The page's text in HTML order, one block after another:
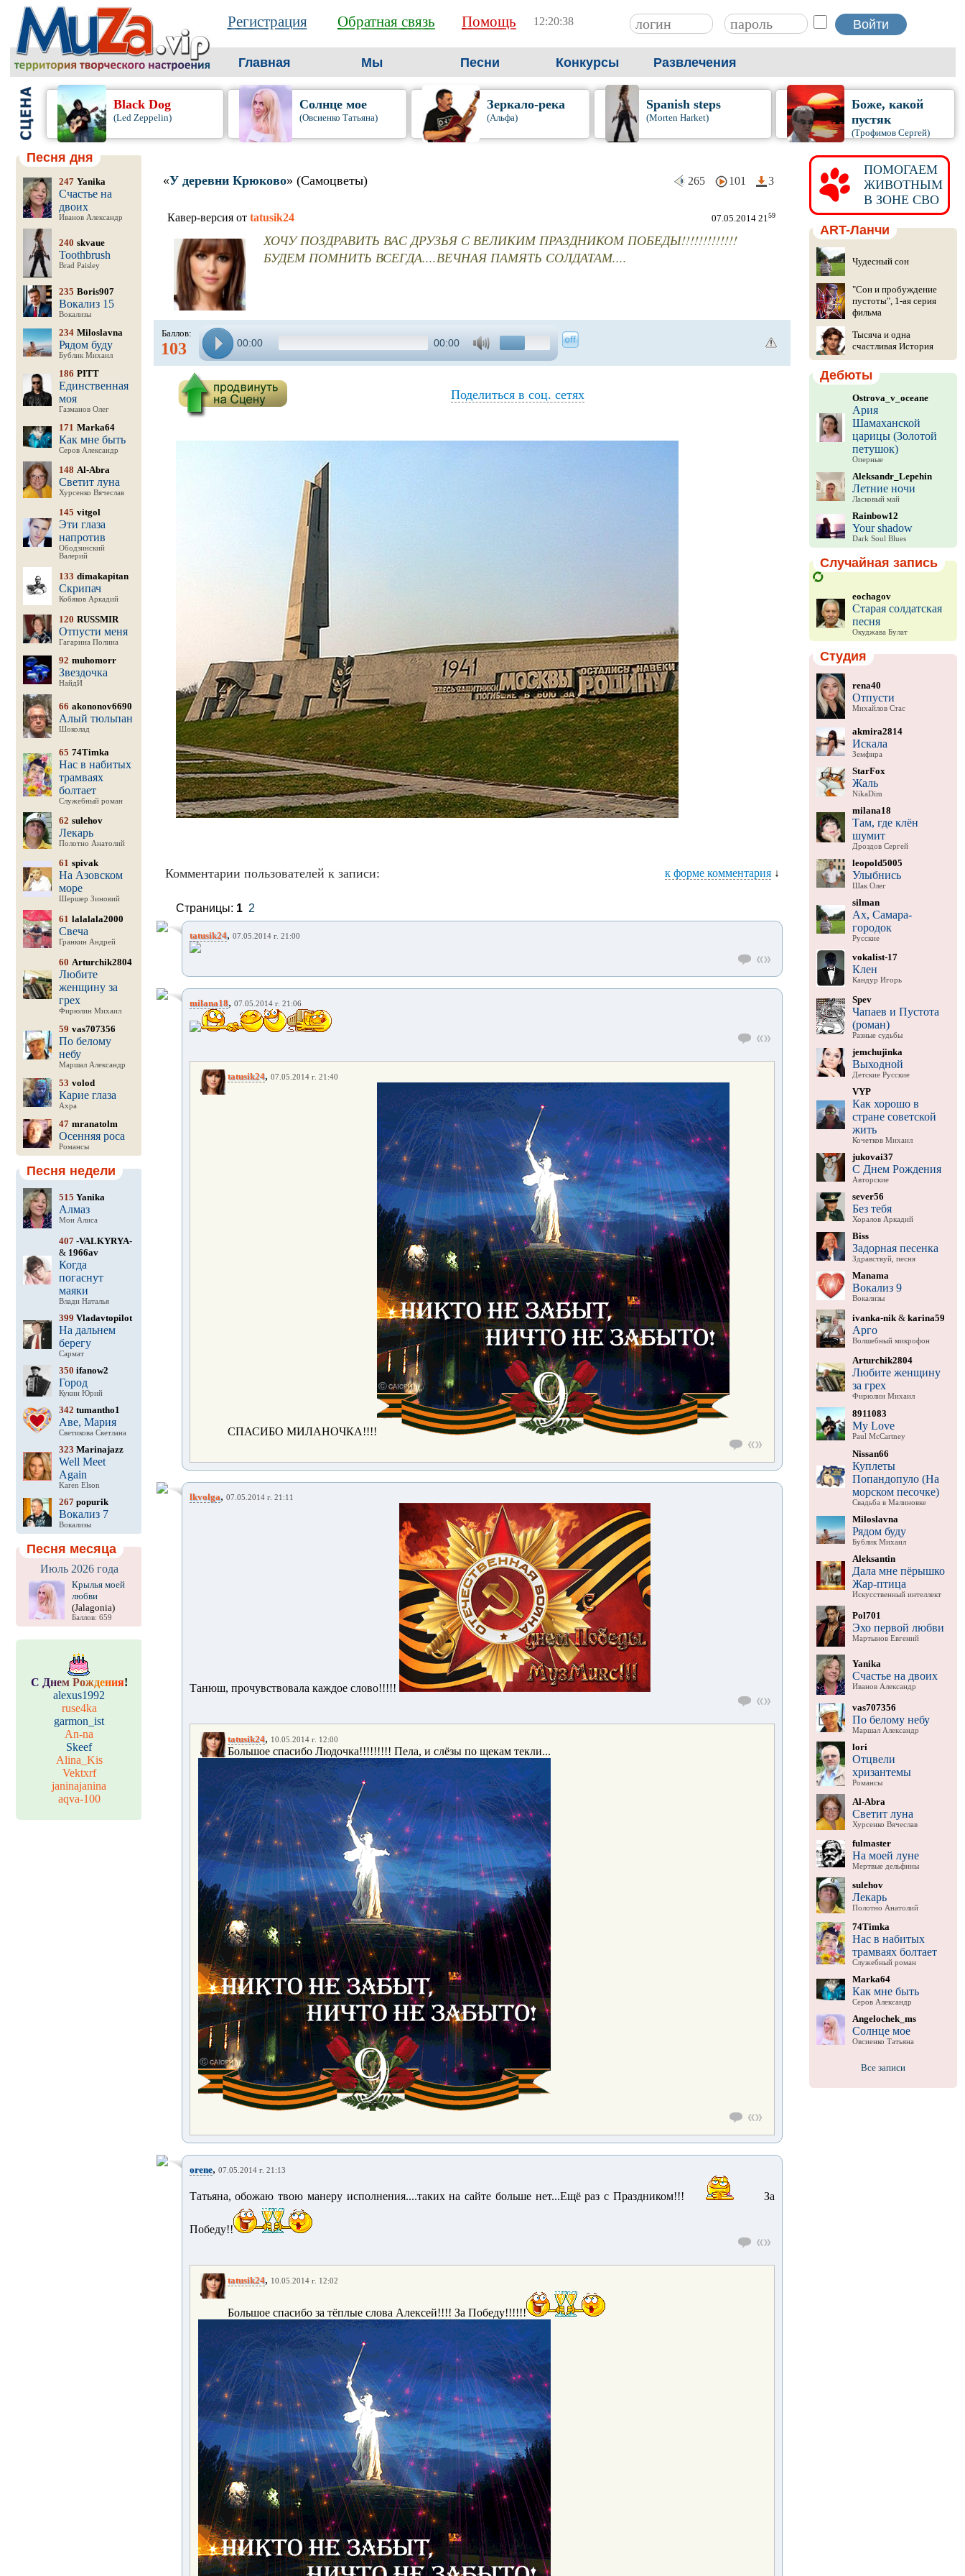
Регистрация Обратная связь Помощь 12:20:39
Главная Мы Песни Конкурсы Развлечения
Black Dog
(Led Zeppelin)
Солнце мое
(Овсиенко Татьяна)
Зеркало-река
(Альфа)
Spanish steps
(Morten Harket)
Боже, какой
пустяк
(Трофимов Сергей)
Песня дня
247 Yanika
Счастье на
двоих
Иванов Александр
240 skvaue
Toothbrush
Brad Paisley
235 Boris907
Вокализ 15
Вокализы
234 Miloslavna
Рядом буду
Бублик Михаил
186 PITT
Единственная
моя
Газманов Олег
171 Marka64
Как мне быть
Серов Александр
148 Al-Abra
Светит луна
Хурсенко Вячеслав
145 vitgol
Эти глаза
напротив
Ободзинский
Валерий
133 dimakapitan
Скрипач
Кобяков Аркадий
120 RUSSMIR
Отпусти меня
Гагарина Полина
92 muhomorr
Звездочка
НайдИ
66 akononov6690
Алый тюльпан
Шоколад
65 74Timka
Нас в набитых
трамваях
болтает
Служебный роман
62 sulehov
Лекарь
Полотно Анатолий
61 spivak
На Азовском
море
Шершер Зиновий
61 lalalala2000
Свеча
Гранкин Андрей
60 Arturchik2804
Любите
женщину за
грех
Фирюлин Михаил
59 vas707356
По белому
небу
Маршал Александр
53 volod
Карие глаза
Ахра
47 mranatolm
Осенняя роса
Романсы
Песня недели
515 Yanika
Алмаз
Мон Алиса
407-VALKYRYA-
& 1966av
Когда
погаснут
маяки
Влади Наталья
399 Vladavtopilot
На дальнем
берегу
Сармат
350 ifanow2
Город
Кукин Юрий
342 tumantho1
Аве, Мария
Светикова Светлана
323 Marinajazz
Well Meet
Again
Karen Elson
267popurik
Вокализ 7
Вокализы
Песня месяца
Июль 2026 года
Крылья моей
любви
(Jalagonia)
Баллов: 659
С Днем Рождения!
alexus1992
ruse4ka
garmon_ist
An-na
Skeef
Alina_Kis
Vektxrf
janinajanina
aqva-100
«У деревни Крюково» (Самоцветы) 265 101 3
Кавер-версия от tatusik24 07.05.2014 2159
ХОЧУ ПОЗДРАВИТЬ ВАС ДРУЗЬЯ С ВЕЛИКИМ ПРАЗДНИКОМ ПОБЕДЫ!!!!!!!!!!!!!
БУДЕМ ПОМНИТЬ ВСЕГДА....ВЕЧНАЯ ПАМЯТЬ СОЛДАТАМ....
Баллов:
103 00:00 00:00
Поделиться в соц. сетях
Комментарии пользователей к записи: к форме комментария↓
Страницы: 1 2
tatusik24, 07.05.2014 г. 21:00
milana18, 07.05.2014 г. 21:06
tatusik24, 07.05.2014 г. 21:40
СПАСИБО МИЛАНОЧКА!!!!
lkvolga, 07.05.2014 г. 21:11
Танюш, прочувствовала каждое слово!!!!!
tatusik24, 10.05.2014 г. 12:00
Большое спасибо Людочка!!!!!!!!! Пела, и слёзы по щекам текли...
orene, 07.05.2014 г. 21:13
Татьяна, обожаю твою манеру исполнения....таких на сайте больше нет...Ещё раз с Праздником!!! За
Победу!!
tatusik24, 10.05.2014 г. 12:02
Большое спасибо за тёплые слова Алексей!!!! За Победу!!!!!!
ПОМОГАЕМ
ЖИВОТНЫМ
В ЗОНЕ СВО
ART-Ланчи
Чудесный сон
"Сон и пробуждение
пустоты", 1-ая серия
фильма
Тысяча и одна
счастливая История
Дебюты
Ostrova_v_oceane
Ария
Шамаханской
царицы (Золотой
петушок)
Оперные
Aleksandr_Lepehin
Летние ночи
Ласковый май
Rainbow12
Your shadow
Dark Soul Blues
Случайная запись
eochagov
Старая солдатская
песня
Окуджава Булат
Студия
rena40
Отпусти
Михайлов Стас
akmira2814
Искала
Земфира
StarFox
Жаль
NikaDim
milana18
Там, где клён
шумит
Дроздов Сергей
leopold5005
Улыбнись
Шак Олег
silman
Ах, Самара-
городок
Русские
vokalist-17
Клен
Кандур Игорь
Spev
Чапаев и Пустота
(роман)
Разные судьбы
jemchujinka
Выходной
Детские Русские
VYP
Как хорошо в
стране советской
жить
Кочетков Михаил
jukovai37
С Днем Рождения
Авторские
sever56
Без тебя
Хоралов Аркадий
Biss
Задорная песенка
Здравствуй, песня
Manama
Вокализ 9
Вокализы
ivanka-nik& karina59
Арго
Волшебный микрофон
Arturchik2804
Любите женщину
за грех
Фирюлин Михаил
8911083
My Love
Paul McCartney
Nissan66
Куплеты
Попандопуло (На
морском песочке)
Свадьба в Малиновке
Miloslavna
Рядом буду
Бублик Михаил
Aleksantin
Дала мне пёрышко
Жар-птица
Искусственный интеллект
Pol701
Эхо первой любви
Мартынов Евгений
Yanika
Счастье на двоих
Иванов Александр
vas707356
По белому небу
Маршал Александр
lori
Отцвели
хризантемы
Романсы
Al-Abra
Светит луна
Хурсенко Вячеслав
fulmaster
На моей луне
Мертвые дельфины
sulehov
Лекарь
Полотно Анатолий
74Timka
Нас в набитых
трамваях болтает
Служебный роман
Marka64
Как мне быть
Серов Александр
Angelochek_ms
Солнце мое
Овсиенко Татьяна
Все записи